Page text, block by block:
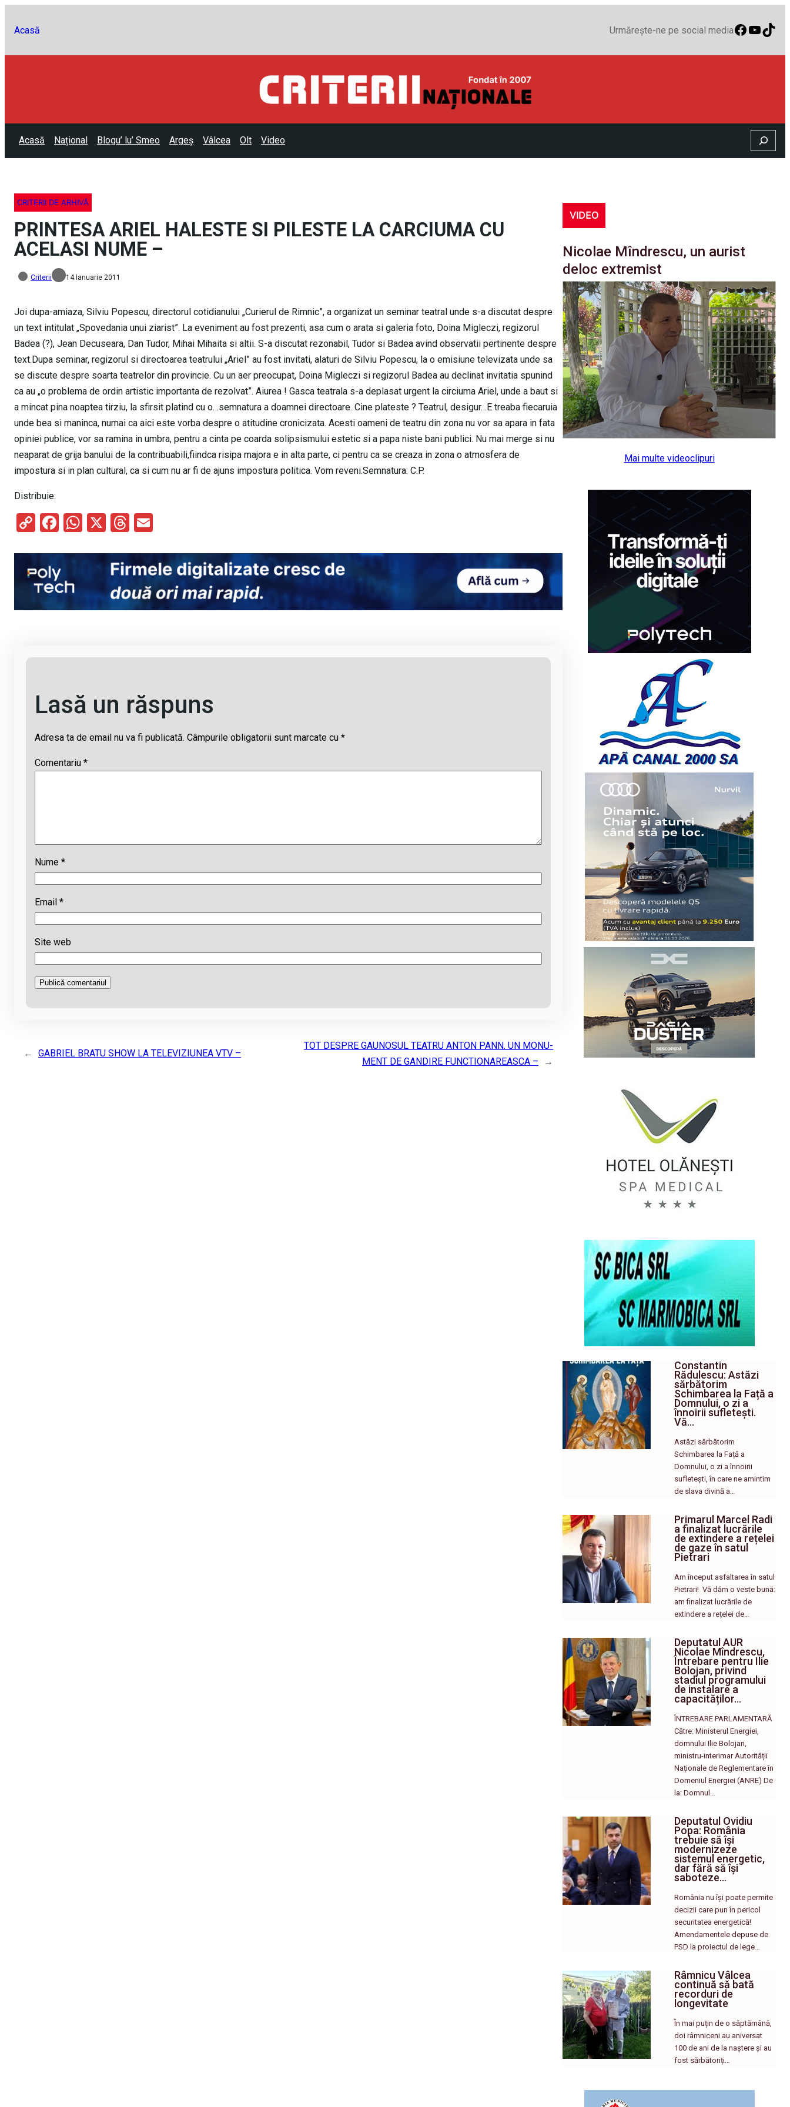
Acasă Urmărește-ne pe social media
Acasă Național Blogu’ lu’ Smeo Argeș Vâlcea Olt Video Search
CRITERII DE ARHIVĂ
PRINTESA ARIEL HALESTE SI PILESTE LA CARCIUMA CU
ACELASI NUME –
Criterii 14 Ianuarie 2011
Joi dupa-amiaza, Silviu Popescu, directorul cotidianului „Curierul de Rimnic”, a organizat un seminar teatral unde s-a discutat despre
un text intitulat „Spovedania unui ziarist”. La eveniment au fost prezenti, asa cum o arata si galeria foto, Doina Migleczi, regizorul
Badea (?), Jean Decuseara, Dan Tudor, Mihai Mihaita si altii. S-a discutat rezonabil, Tudor si Badea avind observatii pertinente despre
text.Dupa seminar, regizorul si directoarea teatrului „Ariel” au fost invitati, alaturi de Silviu Popescu, la o emisiune televizata unde sa
se discute despre soarta teatrelor din provincie. Cu un aer preocupat, Doina Migleczi si regizorul Badea au declinat invitatia spunind
ca au „o problema de ordin artistic importanta de rezolvat”. Aiurea ! Gasca teatrala s-a deplasat urgent la circiuma Ariel, unde a baut si
a mincat pina noaptea tirziu, la sfirsit platind cu o…semnatura a doamnei directoare. Cine plateste ? Teatrul, desigur…E treaba fiecaruia
unde bea si maninca, numai ca aici este vorba despre o atitudine cronicizata. Acesti oameni de teatru din zona nu vor sa apara in fata
opiniei publice, vor sa ramina in umbra, pentru a cinta pe coarda solipsismului estetic si a papa niste bani publici. Nu mai merge si nu
neaparat de grija banului de la contribuabili,fiindca risipa majora e in alta parte, ci pentru ca se creaza in zona o atmosfera de
impostura si in plan cultural, ca si cum nu ar fi de ajuns impostura politica. Vom reveni.Semnatura: C.P.
Distribuie:
C
py
Li
n
k
F
ce
b
o
o
W
at
s
A
p
X
T
e
a
d
s
ail
Lasă un răspuns
Adresa ta de email nu va fi publicată. Câmpurile obligatorii sunt marcate cu *
Comentariu *
Nume *
Email *
Site web
← GABRIEL BRATU SHOW LA TELEVIZIUNEA VTV –
TOT DESPRE GAUNOSUL TEATRU ANTON PANN. UN MONU-
MENT DE GANDIRE FUNCTIONAREASCA –
→
VIDEO
Nicolae Mîndrescu, un aurist
deloc extremist
Mai multe videoclipuri
Constantin
Rădulescu: Astăzi
sărbătorim
Schimbarea la Față a
Domnului, o zi a
înnoirii sufletești.
Vă…
Astăzi sărbătorim
Schimbarea la Față a
Domnului, o zi a înnoirii
sufletești, în care ne amintim
de slava divină a…
Primarul Marcel Radi
a finalizat lucrările
de extindere a rețelei
de gaze în satul
Pietrari
Am început asfaltarea în satul
Pietrari! ​ Vă dăm o veste bună:
am finalizat lucrările de
extindere a rețelei de…
Deputatul AUR
Nicolae Mîndrescu,
Întrebare pentru Ilie
Bolojan, privind
stadiul programului
de instalare a
capacităților…
ÎNTREBARE PARLAMENTARĂ
Către: Ministerul Energiei,
domnului Ilie Bolojan,
ministru-interimar Autorității
Naționale de Reglementare în
Domeniul Energiei (ANRE) De
la: Domnul…
Deputatul Ovidiu
Popa: România
trebuie să își
modernizeze
sistemul energetic,
dar fără să își
saboteze…
România nu își poate permite
decizii care pun în pericol
securitatea energetică!
Amendamentele depuse de
PSD la proiectul de lege…
Râmnicu Vâlcea
continuă să bată
recorduri de
longevitate
În mai puțin de o săptămână,
doi râmniceni au aniversat
100 de ani de la naștere și au
fost sărbătoriți…